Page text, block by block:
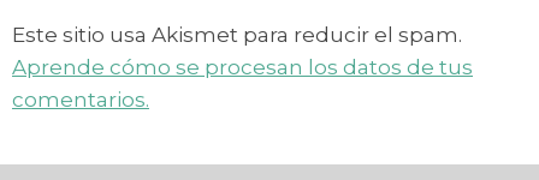
Este sitio usa Akismet para reducir el spam.
Aprende cómo se procesan los datos de tus
comentarios.